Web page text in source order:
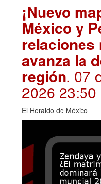
¡Nuevo
México y
relaciones
avanza la
región. 07
2026 23:50
El Heraldo de México